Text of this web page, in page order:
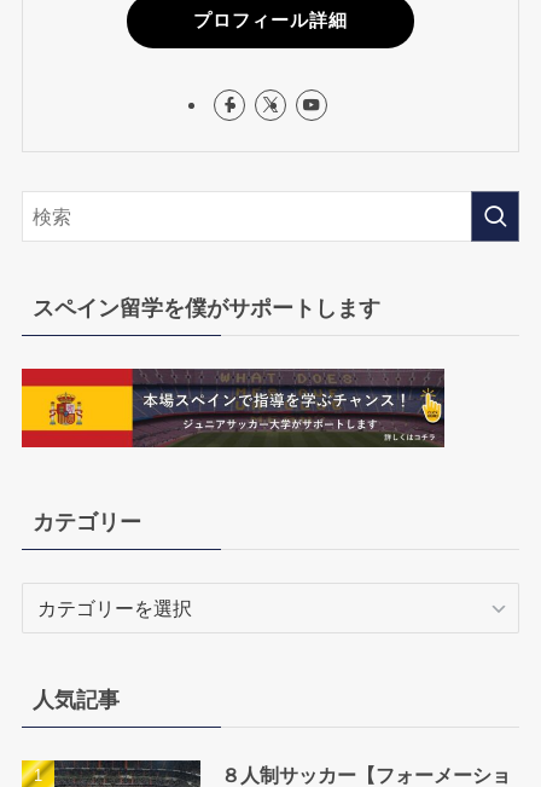
プロフィール詳細
スペイン留学を僕がサポートします
カテゴリー
ー
人気記事
８人制サッカー【フォーメーショ